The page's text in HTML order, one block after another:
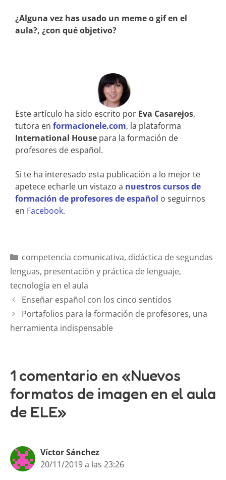
¿Alguna vez has usado un meme o gif en el
aula?, ¿con qué objetivo?
Este artículo ha sido escrito por Eva Casarejos,
tutora en formacionele.com, la plataforma
International House para la formación de
profesores de español.
Si te ha interesado esta publicación a lo mejor te
apetece echarle un vistazo a nuestros cursos de
formación de profesores de español o seguirnos
en Facebook.
competencia comunicativa, didáctica de segundas
lenguas, presentación y práctica de lenguaje,
tecnología en el aula
Enseñar español con los cinco sentidos
Portafolios para la formación de profesores, una
herramienta indispensable
1 comentario en «Nuevos
formatos de imagen en el aula
de ELE»
Víctor Sánchez
20/11/2019 a las 23:26